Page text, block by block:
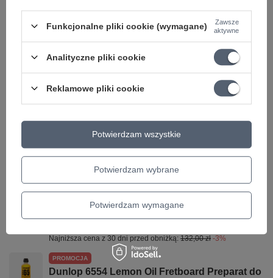
DŁUGOŚĆ
PRZEKRÓJ KABLA 4x0.14mm²
KATEGORIA
Może potrzebujesz tego do gitary
PROMOCJA
K&M 17680 Memphis 10 statyw do gitary
128,04 zł
Najniższa cena z 30 dni przed obniżką: 132,00 zł -3%
PROMOCJA
Dunlop 6554 Lemon Oil Fretboard Preparat do
Funkcjonalne pliki cookie (wymagane)
Zawsze
aktywne
Analityczne pliki cookie
Reklamowe pliki cookie
Potwierdzam wybrane
Potwierdzam wymagane
Potwierdzam wszystkie